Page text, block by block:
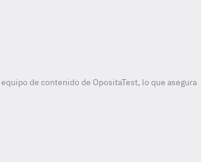
de contenido de OpositaTest, lo que asegura